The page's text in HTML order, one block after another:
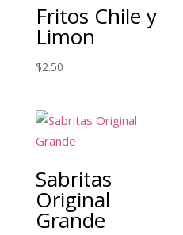
Fritos Chile y
Limon
$2.50
Sabritas
Original
Grande